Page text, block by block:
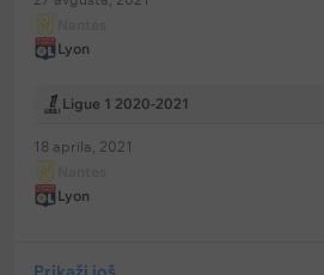
Lyon
Ligue 1 2020-2021
18 aprila, 2021
Lyon